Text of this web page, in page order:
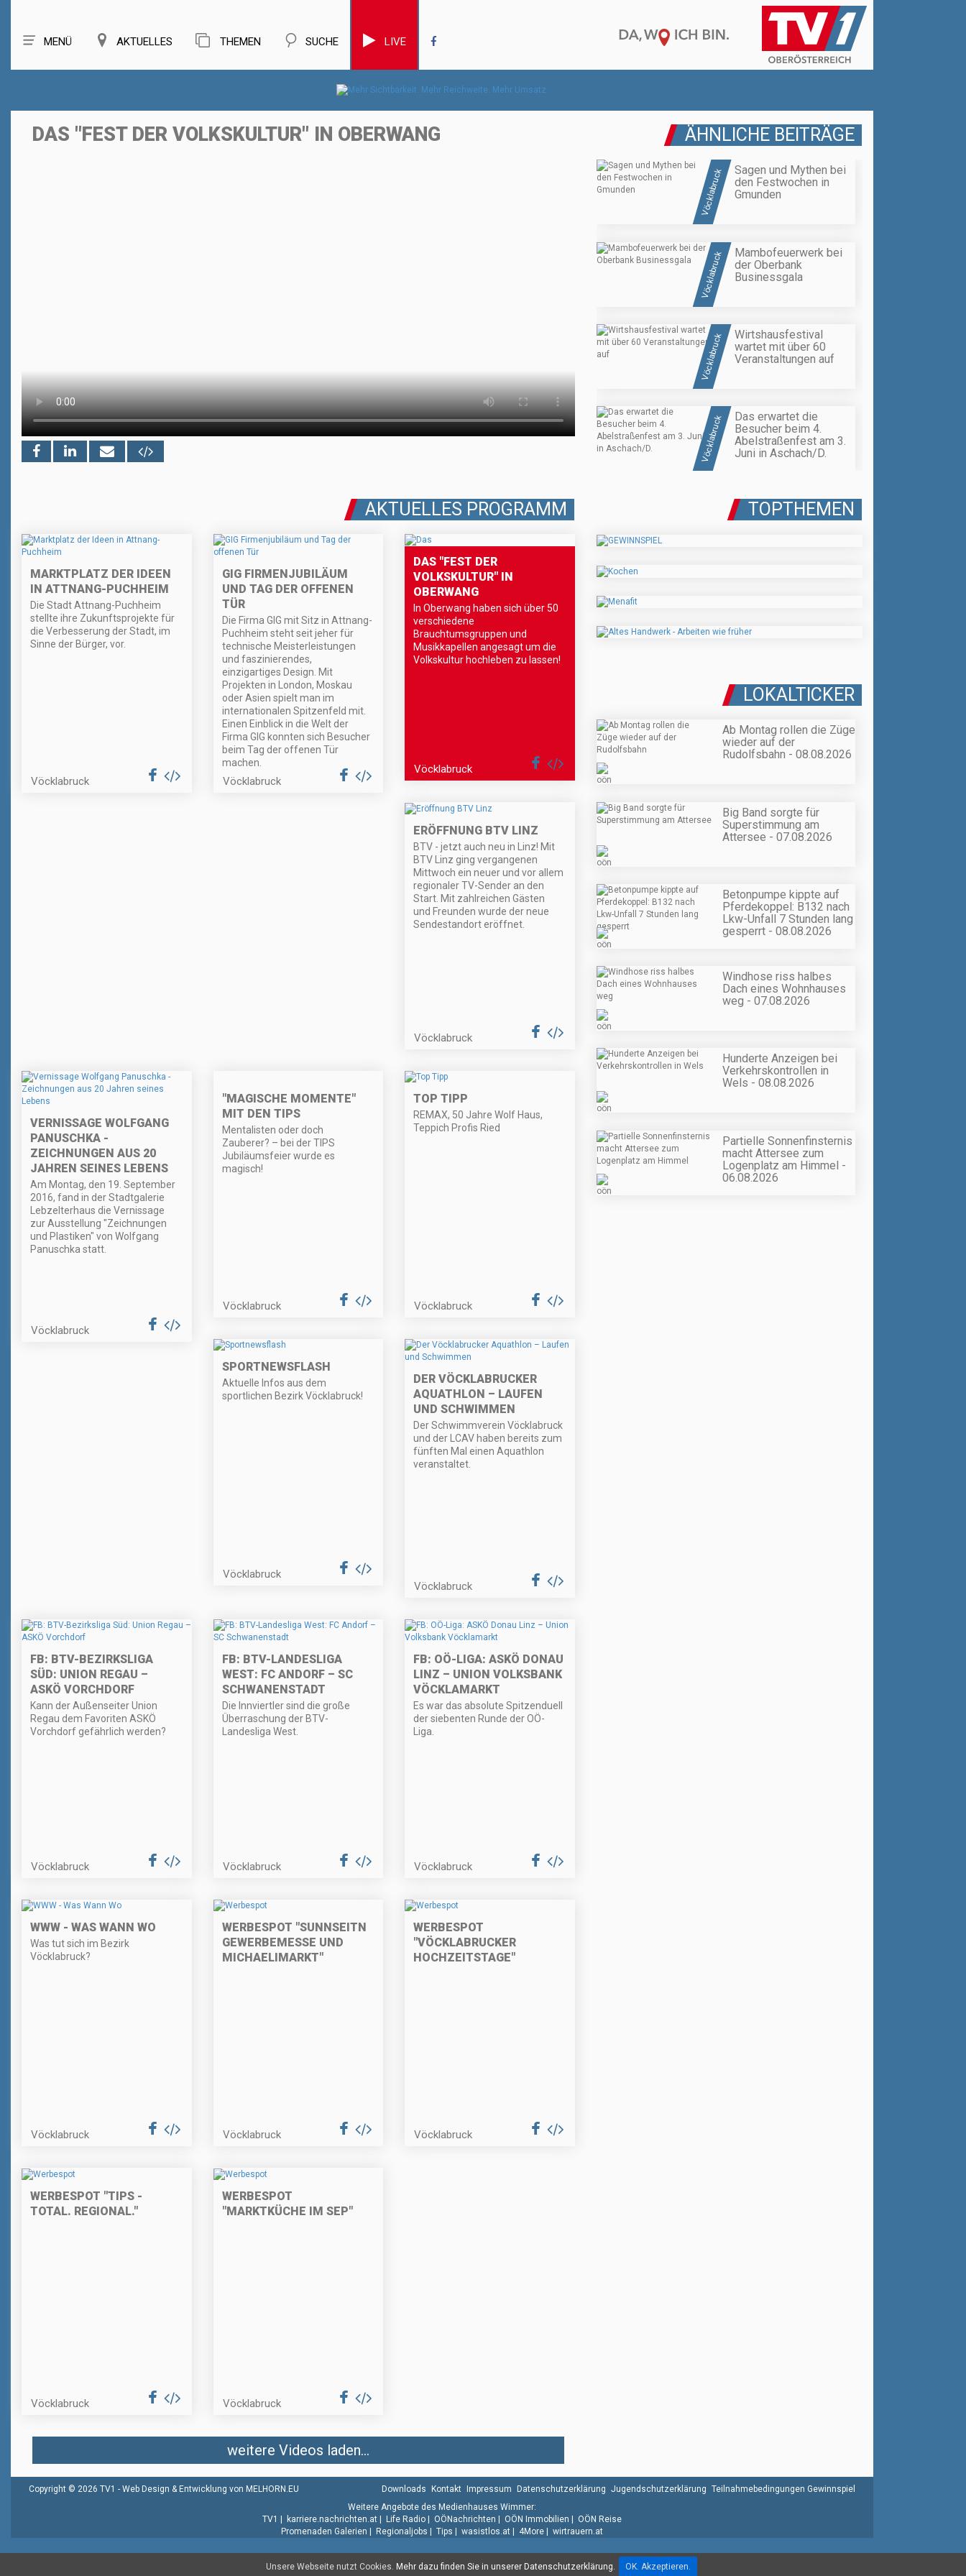
MENÜ AKTUELLES THEMEN SUCHE LIVE
DAS "FEST DER VOLKSKULTUR" IN OBERWANG ÄHNLICHE BEITRÄGE
Vöcklabruck
Sagen und Mythen bei
den Festwochen in
Gmunden
Vöcklabruck
Mambofeuerwerk bei
der Oberbank
Businessgala
Vöcklabruck
Wirtshausfestival
wartet mit über 60
Veranstaltungen auf
Vöcklabruck
Das erwartet die
Besucher beim 4.
Abelstraßenfest am 3.
Juni in Aschach/D.
AKTUELLES PROGRAMM
MARKTPLATZ DER IDEEN
IN ATTNANG-PUCHHEIM
Die Stadt Attnang-Puchheim
stellte ihre Zukunftsprojekte für
die Verbesserung der Stadt, im
Sinne der Bürger, vor.
Vöcklabruck
GIG FIRMENJUBILÄUM
UND TAG DER OFFENEN
TÜR
Die Firma GIG mit Sitz in Attnang-
Puchheim steht seit jeher für
technische Meisterleistungen
und faszinierendes,
einzigartiges Design. Mit
Projekten in London, Moskau
oder Asien spielt man im
internationalen Spitzenfeld mit.
Einen Einblick in die Welt der
Firma GIG konnten sich Besucher
beim Tag der offenen Tür
machen.
Vöcklabruck
DAS "FEST DER
VOLKSKULTUR" IN
OBERWANG
In Oberwang haben sich über 50
verschiedene
Brauchtumsgruppen und
Musikkapellen angesagt um die
Volkskultur hochleben zu lassen!
Vöcklabruck
ERÖFFNUNG BTV LINZ
BTV - jetzt auch neu in Linz! Mit
BTV Linz ging vergangenen
Mittwoch ein neuer und vor allem
regionaler TV-Sender an den
Start. Mit zahlreichen Gästen
und Freunden wurde der neue
Sendestandort eröffnet.
Vöcklabruck
VERNISSAGE WOLFGANG
PANUSCHKA -
ZEICHNUNGEN AUS 20
JAHREN SEINES LEBENS
Am Montag, den 19. September
2016, fand in der Stadtgalerie
Lebzelterhaus die Vernissage
zur Ausstellung "Zeichnungen
und Plastiken" von Wolfgang
Panuschka statt.
Vöcklabruck
"MAGISCHE MOMENTE"
MIT DEN TIPS
Mentalisten oder doch
Zauberer? – bei der TIPS
Jubiläumsfeier wurde es
magisch!
Vöcklabruck
TOP TIPP
REMAX, 50 Jahre Wolf Haus,
Teppich Profis Ried
Vöcklabruck
SPORTNEWSFLASH
Aktuelle Infos aus dem
sportlichen Bezirk Vöcklabruck!
Vöcklabruck
DER VÖCKLABRUCKER
AQUATHLON – LAUFEN
UND SCHWIMMEN
Der Schwimmverein Vöcklabruck
und der LCAV haben bereits zum
fünften Mal einen Aquathlon
veranstaltet.
Vöcklabruck
FB: BTV-BEZIRKSLIGA
SÜD: UNION REGAU –
ASKÖ VORCHDORF
Kann der Außenseiter Union
Regau dem Favoriten ASKÖ
Vorchdorf gefährlich werden?
Vöcklabruck
FB: BTV-LANDESLIGA
WEST: FC ANDORF – SC
SCHWANENSTADT
Die Innviertler sind die große
Überraschung der BTV-
Landesliga West.
Vöcklabruck
FB: OÖ-LIGA: ASKÖ DONAU
LINZ – UNION VOLKSBANK
VÖCKLAMARKT
Es war das absolute Spitzenduell
der siebenten Runde der OÖ-
Liga.
Vöcklabruck
WWW - WAS WANN WO
Was tut sich im Bezirk
Vöcklabruck?
Vöcklabruck
WERBESPOT "SUNNSEITN
GEWERBEMESSE UND
MICHAELIMARKT"
Vöcklabruck
WERBESPOT
"VÖCKLABRUCKER
HOCHZEITSTAGE"
Vöcklabruck
WERBESPOT "TIPS -
TOTAL. REGIONAL."
Vöcklabruck
WERBESPOT
"MARKTKÜCHE IM SEP"
Vöcklabruck
weitere Videos laden...
TOPTHEMEN
LOKALTICKER
Ab Montag rollen die Züge
wieder auf der
Rudolfsbahn - 08.08.2026
Big Band sorgte für
Superstimmung am
Attersee - 07.08.2026
Betonpumpe kippte auf
Pferdekoppel: B132 nach
Lkw-Unfall 7 Stunden lang
gesperrt - 08.08.2026
Windhose riss halbes
Dach eines Wohnhauses
weg - 07.08.2026
Hunderte Anzeigen bei
Verkehrskontrollen in
Wels - 08.08.2026
Partielle Sonnenfinsternis
macht Attersee zum
Logenplatz am Himmel -
06.08.2026
Unsere Webseite nutzt Cookies. Mehr dazu finden Sie in unserer Datenschutzerklärung. OK. Akzeptieren.
Copyright © 2026 TV1 - Web Design & Entwicklung von MELHORN.EU Downloads Kontakt Impressum Datenschutzerklärung Jugendschutzerklärung Teilnahmebedingungen Gewinnspiel
Weitere Angebote des Medienhauses Wimmer:
TV1 | karriere.nachrichten.at | Life Radio | OÖNachrichten | OÖN Immobilien | OÖN Reise
Promenaden Galerien | Regionaljobs | Tips | wasistlos.at | 4More | wirtrauern.at